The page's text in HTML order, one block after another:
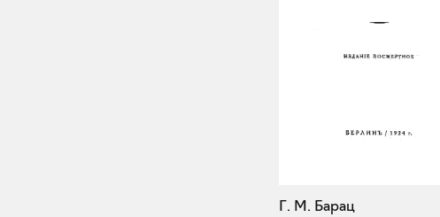
Г. М. Барац